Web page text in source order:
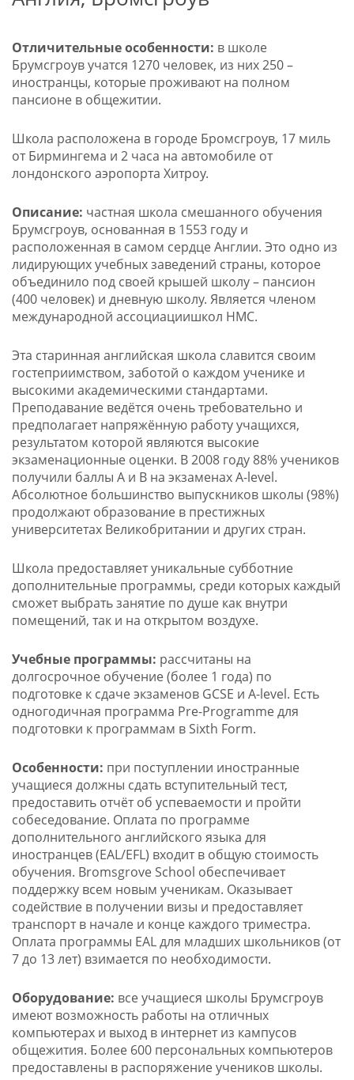
Отличительные особенности: в школе
Брумсгроув учатся 1270 человек, из них 250 –
иностранцы, которые проживают на полном
пансионе в общежитии.
Школа расположена в городе Бромсгроув, 17 миль
от Бирмингема и 2 часа на автомобиле от
лондонского аэропорта Хитроу.
Описание: частная школа смешанного обучения
Брумсгроув, основанная в 1553 году и
расположенная в самом сердце Англии. Это одно из
лидирующих учебных заведений страны, которое
объединило под своей крышей школу – пансион
(400 человек) и дневную школу. Является членом
международной ассоциациишкол HMC.
Эта старинная английская школа славится своим
гостеприимством, заботой о каждом ученике и
высокими академическими стандартами.
Преподавание ведётся очень требовательно и
предполагает напряжённую работу учащихся,
результатом которой являются высокие
экзаменационные оценки. В 2008 году 88% учеников
получили баллы А и В на экзаменах A-level.
Абсолютное большинство выпускников школы (98%)
продолжают образование в престижных
университетах Великобритании и других стран.
Школа предоставляет уникальные субботние
дополнительные программы, среди которых каждый
сможет выбрать занятие по душе как внутри
помещений, так и на открытом воздухе.
Учебные программы: рассчитаны на
долгосрочное обучение (более 1 года) по
подготовке к сдаче экзаменов GCSE и A-level. Есть
одногодичная программа Pre-Programme для
подготовки к программам в Sixth Form.
Особенности: при поступлении иностранные
учащиеся должны сдать вступительный тест,
предоставить отчёт об успеваемости и пройти
собеседование. Оплата по программе
дополнительного английского языка для
иностранцев (EAL/EFL) входит в общую стоимость
обучения. Bromsgrove School обеспечивает
поддержку всем новым ученикам. Оказывает
содействие в получении визы и предоставляет
транспорт в начале и конце каждого триместра.
Оплата программы EAL для младших школьников (от
7 до 13 лет) взимается по необходимости.
Оборудование: все учащиеся школы Брумсгроув
имеют возможность работы на отличных
компьютерах и выход в интернет из кампусов
общежития. Более 600 персональных компьютеров
предоставлены в распоряжение учеников школы.